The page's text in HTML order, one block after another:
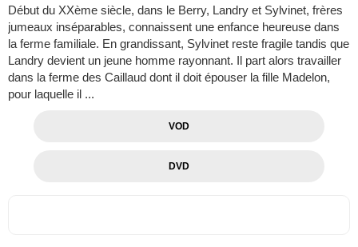
Début du XXème siècle, dans le Berry, Landry et Sylvinet, frères
jumeaux inséparables, connaissent une enfance heureuse dans
la ferme familiale. En grandissant, Sylvinet reste fragile tandis que
Landry devient un jeune homme rayonnant. Il part alors travailler
dans la ferme des Caillaud dont il doit épouser la fille Madelon,
pour laquelle il ...
VOD
DVD